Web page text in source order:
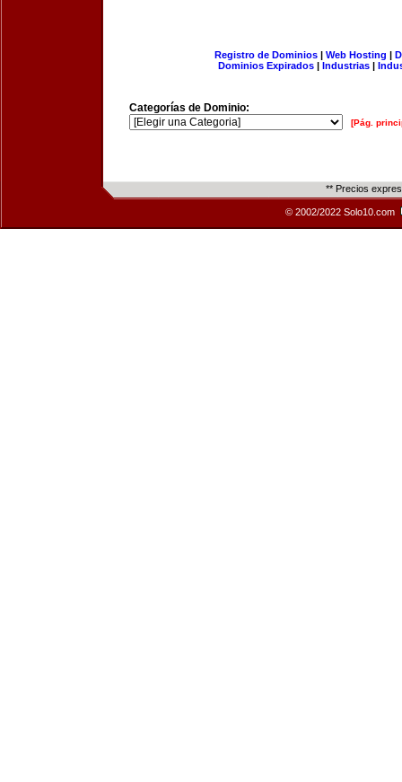
Registro de Dominios| Web Hosting |
Dominios Expirados | Industrias |
Categorías de Dominio:
[Pág.
** Precios
© 2002/2022 Solo10.com